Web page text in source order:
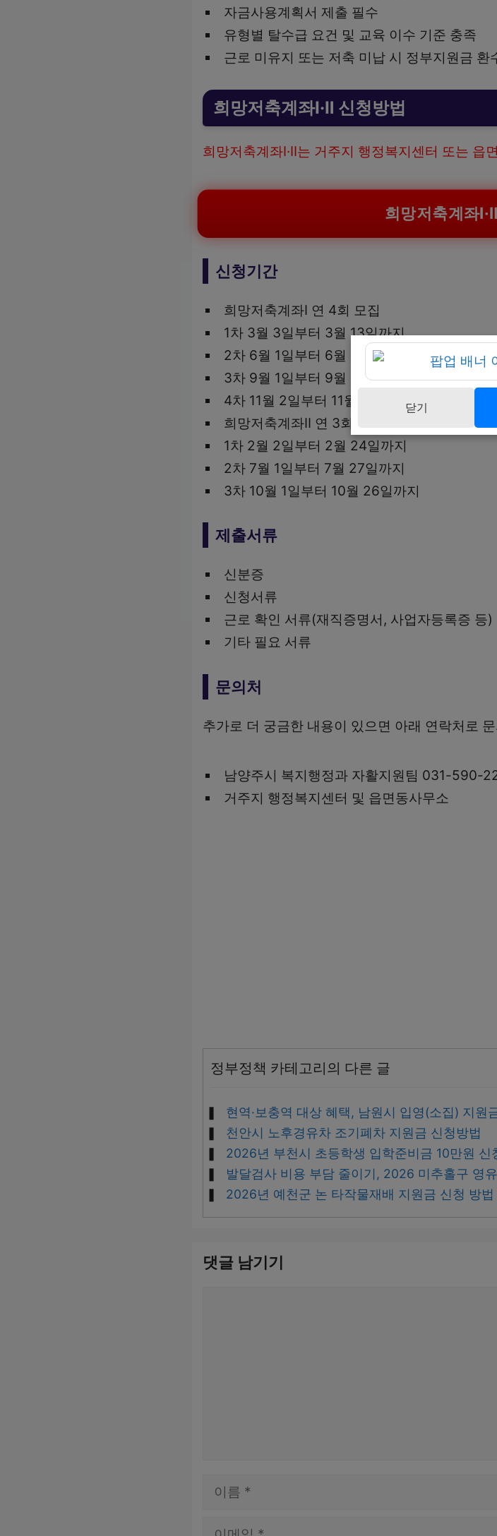
자금사용계획서 제출 필수
유형별 탈수급 요건 및 교육 이수 기준 충족
근로 미유지 또는 저축 미납 시 정부지원금 환
희망저축계좌Ⅰ·Ⅱ 신청방법
희망저축계좌Ⅰ·Ⅱ는 거주지 행정복지센터 또는
희망저축계좌
신청기간
희망저축계좌Ⅰ 연 4회 모집
1차 3월 3일부터 3월 13일까지
2차 6월 1일부터 6월 15일까지
3차 9월 1일부터 9월 14일까지
4차 11월 2일부터 11월 16일까지
희망저축계좌Ⅱ 연 3회 모집
1차 2월 2일부터 2월 24일까지
2차 7월 1일부터 7월 27일까지
3차 10월 1일부터 10월 26일까지
제출서류
신분증
신청서류
근로 확인 서류(재직증명서, 사업자등록증 등)
기타 필요 서류
문의처
추가로 더 궁금한 내용이 있으면 아래 연락처로
남양주시 복지행정과 자활지원팀 031-590-
거주지 행정복지센터 및 읍면동사무소
정부정책 카테고리의 다른 글
현역·보충역 대상 혜택, 남원시 입영(소집) 지원
천안시 노후경유차 조기폐차 지원금 신청방법
2026년 부천시 초등학생 입학준비금 10만원 신
발달검사 비용 부담 줄이기, 2026 미추홀구 영
2026년 예천군 논 타작물재배 지원금 신청 방법
댓글 남기기
닫기